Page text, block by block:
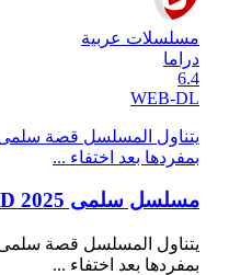
مسلسلات عربية
دراما
6.4
WEB-DL
يتناول المسلسل قصة
بمفردها بعد اختفاء ...
مسلسل سلمى 2025 HD
يتناول المسلسل قصة
بمفردها بعد اختفاء ...